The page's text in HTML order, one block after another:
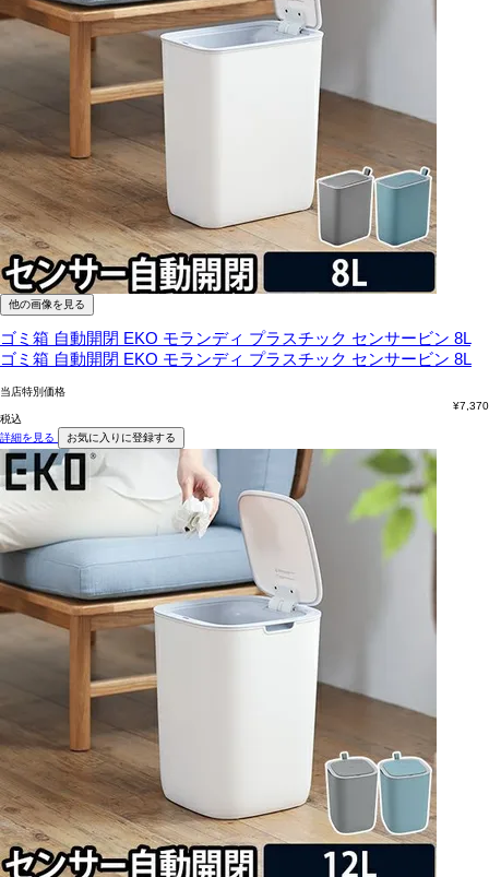
他の画像を見る
ゴミ箱 自動開閉 EKO モランディ プラスチック センサービン 8L
ゴミ箱 自動開閉 EKO モランディ プラスチック センサービン 8L
当店特別価格
¥7,370
税込
詳細を見る
お気に入りに登録する